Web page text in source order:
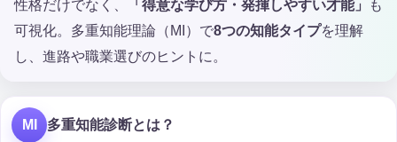
性格だけでなく、 「得意な学び方・発揮しやすい才能」
も
可視化。多重知能理論（MI）で8つの知能タイプを理解
し、進路や職業選びのヒントに。
MI 多重知能診断とは？